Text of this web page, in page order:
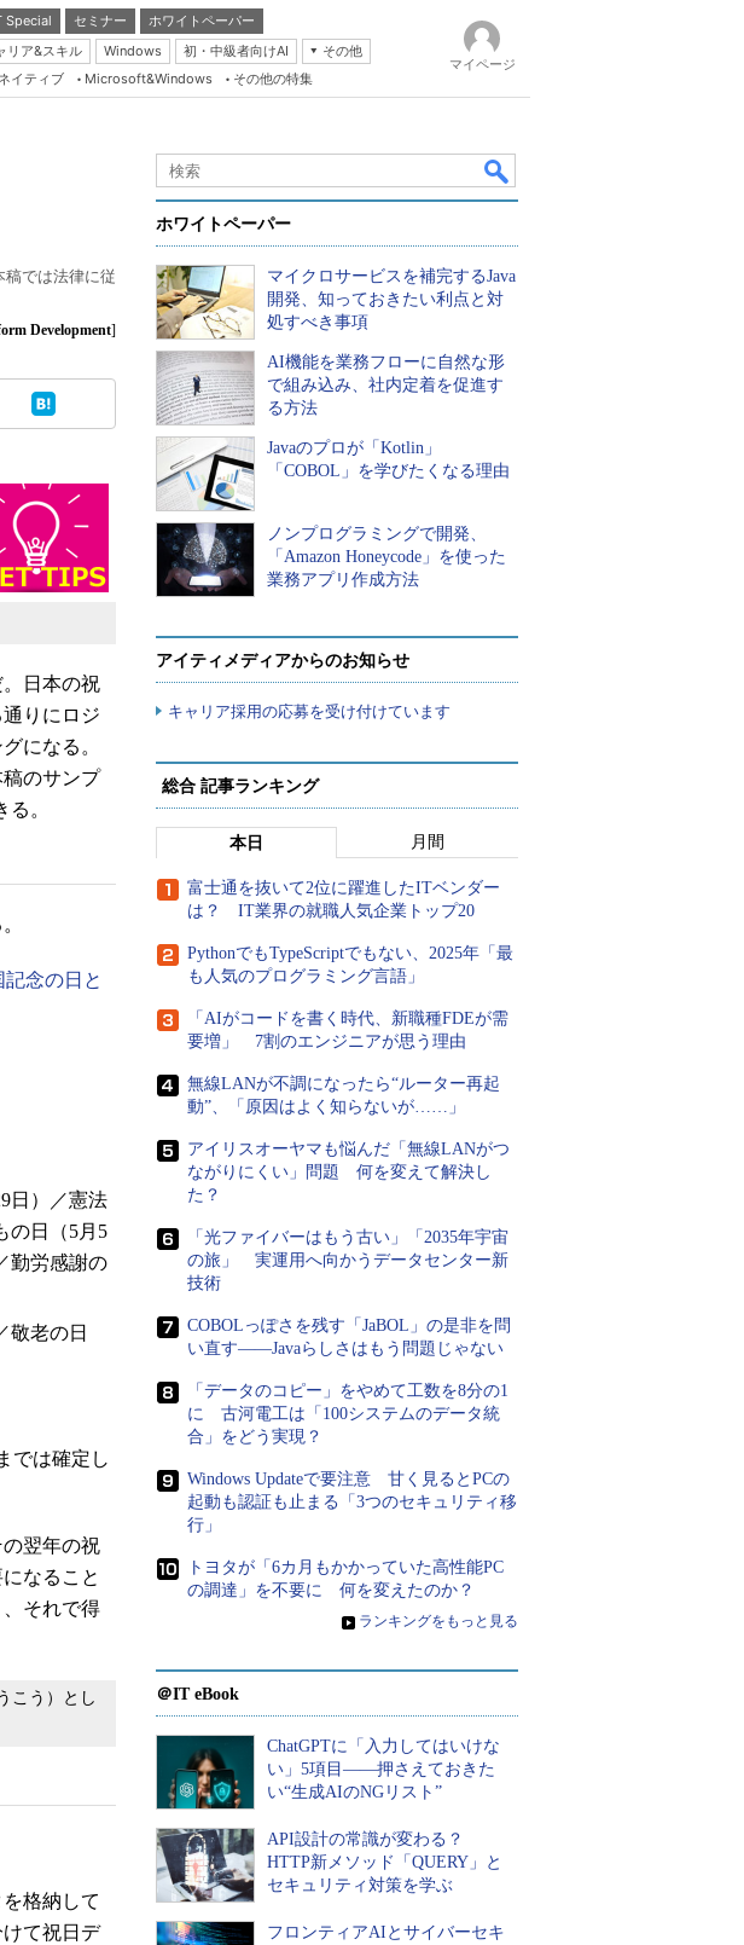
Special セミナー
ホワイトペーパー
リア&スキル Windows 初・中級者向けAI
その他
Server & Storage
Database Expert
Linux ＆ OSS
Master of IP Network
Security & Trust
Insider.NET
ブログ
イティブ Microsoft&Windows その他の特集
マイページ
稿では法律に従
Development]
日本の祝
りにロジ
になる。
のサンプ
。
記念の日と
日）／憲法
の日（5月5
勤労感謝の
敬老の日
では確定し
翌年の祝
なること
それで得
こう）とし
格納して
て祝日デ
ホワイトペーパー
マイクロサービスを補完するJava
開発、知っておきたい利点と対
処すべき事項
AI機能を業務フローに自然な形
で組み込み、社内定着を促進す
る方法
Javaのプロが「Kotlin」
「COBOL」を学びたくなる理由
ノンプログラミングで開発、
「Amazon Honeycode」を使った
業務アプリ作成方法
アイティメディアからのお知らせ
キャリア採用の応募を受け付けています
総合 記事ランキング
本日 月間
富士通を抜いて2位に躍進したITベンダー
は？ IT業界の就職人気企業トップ20
PythonでもTypeScriptでもない、2025年「最
も人気のプログラミング言語」
「AIがコードを書く時代、新職種FDEが需
要増」 7割のエンジニアが思う理由
無線LANが不調になったら“ルーター再起
動”、「原因はよく知らないが……」
アイリスオーヤマも悩んだ「無線LANがつ
ながりにくい」問題 何を変えて解決し
た？
「光ファイバーはもう古い」「2035年宇宙
の旅」 実運用へ向かうデータセンター新
技術
COBOLっぽさを残す「JaBOL」の是非を問
い直す――Javaらしさはもう問題じゃない
「データのコピー」をやめて工数を8分の1
に 古河電工は「100システムのデータ統
合」をどう実現？
Windows Updateで要注意 甘く見るとPCの
起動も認証も止まる「3つのセキュリティ移
行」
トヨタが「6カ月もかかっていた高性能PC
の調達」を不要に 何を変えたのか？
» ランキングをもっと見る
＠IT eBook
ChatGPTに「入力してはいけな
い」5項目――押さえておきた
い“生成AIのNGリスト”
API設計の常識が変わる？
HTTP新メソッド「QUERY」と
セキュリティ対策を学ぶ
フロンティアAIとサイバーセキ